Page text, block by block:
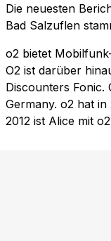
Die neuesten
Bad Salzuflen
o2 bietet
O2 ist darüber
Discounters Fonic.
Germany. o2 hat
2012 ist Alice mit